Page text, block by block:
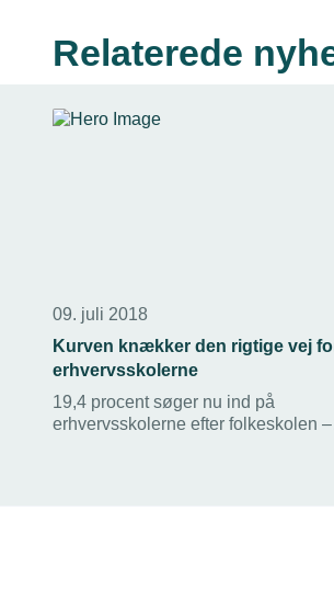
Relaterede
09. juli 2018
Kurven knækker den rigtige vej
erhvervsskolerne
19,4 procent søger nu ind på
erhvervsskolerne efter folkeskolen –